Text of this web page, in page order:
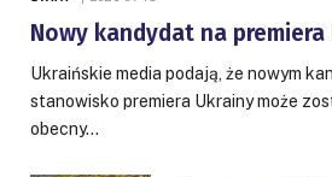
Nowy kandydat na premiera
Ukraińskie media podają, że nowym
stanowisko premiera Ukrainy może
obecny…